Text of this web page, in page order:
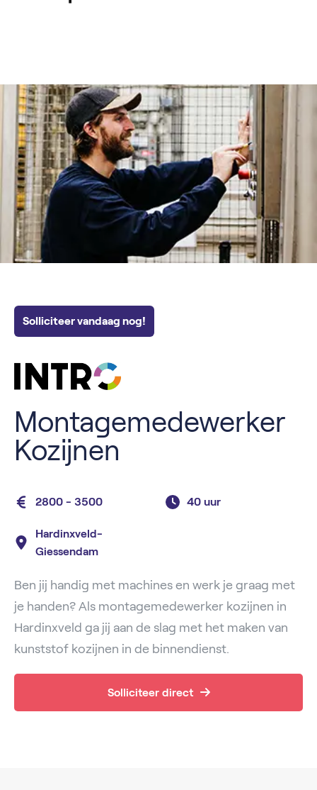
Solliciteer vandaag nog!
Montagemedewerker
Kozijnen
2800 - 3500 40 uur
Hardinxveld-
Giessendam
Ben jij handig met machines en werk je graag met
je handen? Als montagemedewerker kozijnen in
Hardinxveld ga jij aan de slag met het maken van
kunststof kozijnen in de binnendienst.
Solliciteer direct